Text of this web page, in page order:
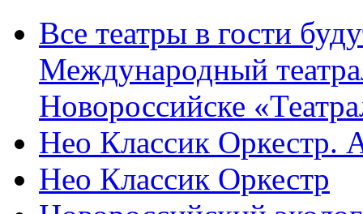
Все театры в гости
Международный
Новороссийске
Нео Классик Оркестр.
Нео Классик Оркестр